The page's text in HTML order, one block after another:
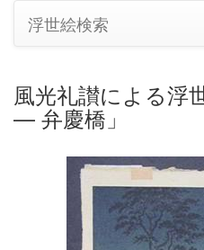
浮世絵検索
風光礼讃による浮
— 弁慶橋」